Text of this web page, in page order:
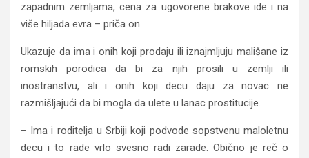
zapadnim zemljama, cena za ugovorene brakove ide i na
više hiljada evra – priča on.
Ukazuje da ima i onih koji prodaju ili iznajmljuju mališane iz
romskih porodica da bi za njih prosili u zemlji ili
inostranstvu, ali i onih koji decu daju za novac ne
razmišljajući da bi mogla da ulete u lanac prostitucije.
– Ima i roditelja u Srbiji koji podvode sopstvenu maloletnu
decu i to rade vrlo svesno radi zarade. Obično je reč o